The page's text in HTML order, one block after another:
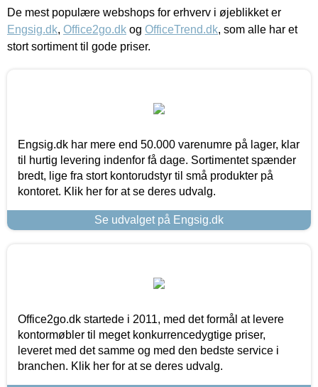
De mest populære webshops for erhverv i øjeblikket er
Engsig.dk, Office2go.dk og OfficeTrend.dk, som alle har et
stort sortiment til gode priser.
Engsig.dk har mere end 50.000 varenumre på lager, klar
til hurtig levering indenfor få dage. Sortimentet spænder
bredt, lige fra stort kontorudstyr til små produkter på
kontoret. Klik her for at se deres udvalg.
Se udvalget på Engsig.dk
Office2go.dk startede i 2011, med det formål at levere
kontormøbler til meget konkurrencedygtige priser,
leveret med det samme og med den bedste service i
branchen. Klik her for at se deres udvalg.